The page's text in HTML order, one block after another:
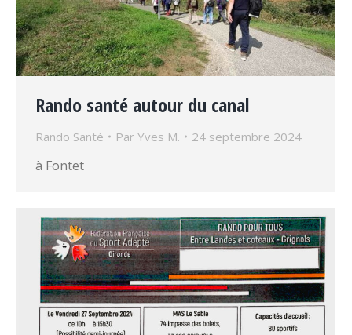
Rando santé autour du canal
Rando Santé Par Yves M. 24 septembre 2024
à Fontet